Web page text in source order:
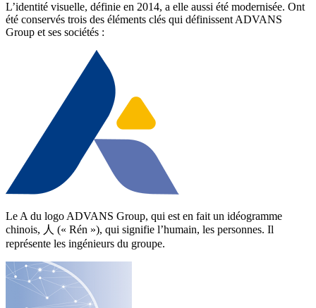
L’identité visuelle, définie en 2014, a elle aussi été modernisée. Ont
été conservés trois des éléments clés qui définissent ADVANS
Group et ses sociétés :
Le A du logo ADVANS Group, qui est en fait un idéogramme
chinois, 人 (« Rén »), qui signifie l’humain, les personnes. Il
représente les ingénieurs du groupe.